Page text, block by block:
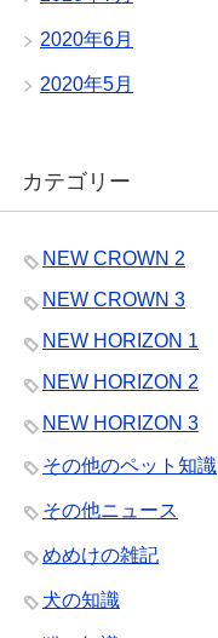
2020年6月
2020年5月
カテゴリー
NEW CROWN 2
NEW CROWN 3
NEW HORIZON 1
NEW HORIZON 2
NEW HORIZON 3
その他のペット知識
その他ニュース
めめけの雑記
犬の知識